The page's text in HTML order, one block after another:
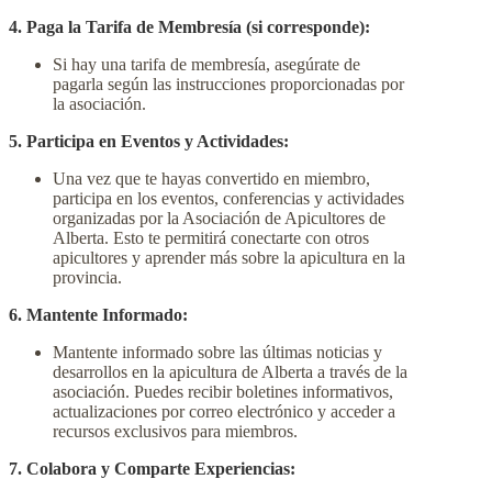
4. Paga la Tarifa de Membresía (si corresponde):
Si hay una tarifa de membresía, asegúrate de
pagarla según las instrucciones proporcionadas por
la asociación.
5. Participa en Eventos y Actividades:
Una vez que te hayas convertido en miembro,
participa en los eventos, conferencias y actividades
organizadas por la Asociación de Apicultores de
Alberta. Esto te permitirá conectarte con otros
apicultores y aprender más sobre la apicultura en la
provincia.
6. Mantente Informado:
Mantente informado sobre las últimas noticias y
desarrollos en la apicultura de Alberta a través de la
asociación. Puedes recibir boletines informativos,
actualizaciones por correo electrónico y acceder a
recursos exclusivos para miembros.
7. Colabora y Comparte Experiencias: